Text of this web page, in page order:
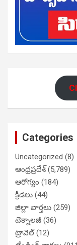
Categories
Uncategorized (8)
ఆంధ్రప్రదేశ్(5,789)
ఆరోగ్యం (184)
క్రీడలు (44)
జిల్లా వార్తలు (259)
టెక్నాలజీ (36)
ట్రావెల్(12)